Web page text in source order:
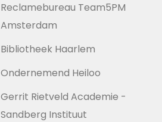
Reclamebureau Team5PM
Amsterdam
Bibliotheek Haarlem
Ondernemend Heiloo
Gerrit Rietveld Academie -
Sandberg Instituut